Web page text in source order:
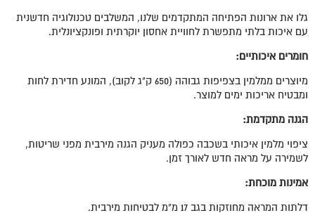
גלו את ארונות הפתיחה המתקדמים שלנו, המשלבים טכנולוגיה חדשנית
עם איכות בלתי מתפשרת לחוויית אחסון יוקרתית ופונקציונלית.
חומרים איכותיים:
מיוצרים ממלמין בצפיפות גבוהה (650 ק"ג לקוב), המונע חדירת לחות
ומבטיח אריכות ימים למוצר.
הגנה מתקדמת:
ציפוי מלמין איכותי בשכבה כפולה מעניק הגנה מירבית מפני שריטות,
לשמירה על מראה חדש לאורך זמן.
אמינות מוכחת:
דלתות המראה מחוזקות בגב 17 מ"מ לבטיחות מירבית.